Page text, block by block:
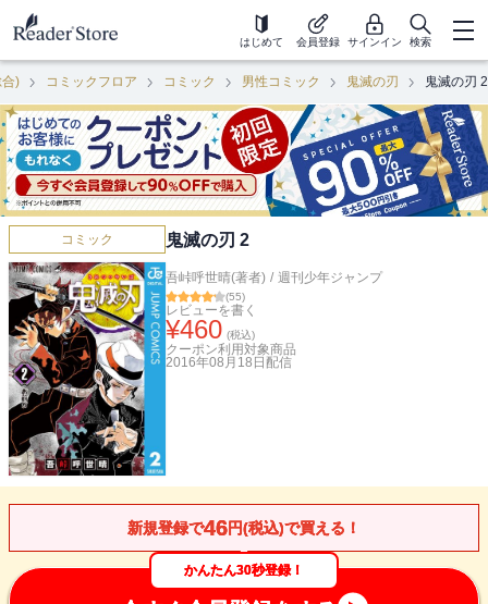
はじめて 会員登録 サインイン 検索
) コミックフロア コミック 男性コミック 鬼滅の刃 鬼滅の刃 2
コミック 鬼滅の刃 2
吾峠呼世晴(著者) / 週刊少年ジャンプ
(55)
レビューを書く
¥460 (税込)
クーポン利用対象商品
2016年08月18日 配信
新規登録で46円(税込)で買える！
かんたん30秒登録！